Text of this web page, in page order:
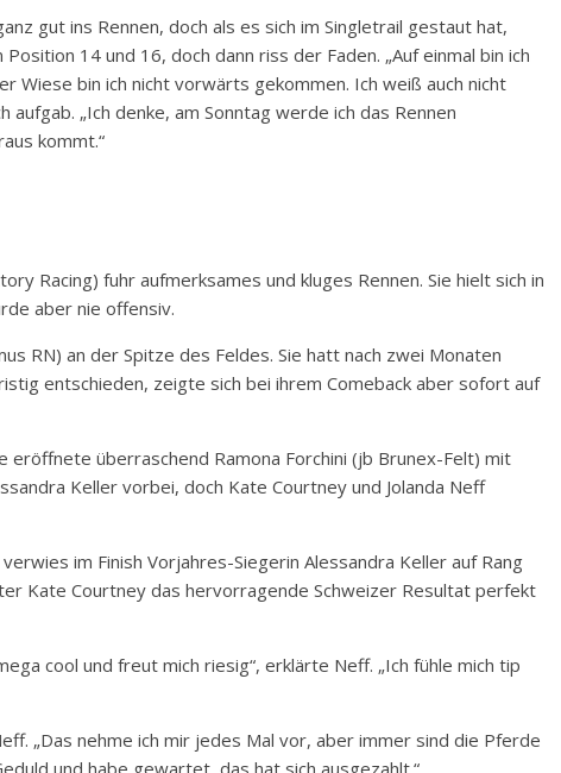
gut ins Rennen, doch als es sich im Singletrail gestaut hat,
14 und 16, doch dann riss der Faden. „Auf einmal bin ich
Wiese bin ich nicht vorwärts gekommen. Ich weiß auch nicht
aufgab. „Ich denke, am Sonntag werde ich das Rennen
kommt.“
Racing) fuhr aufmerksames und kluges Rennen. Sie hielt sich in
aber nie offensiv.
RN) an der Spitze des Feldes. Sie hatt nach zwei Monaten
entschieden, zeigte sich bei ihrem Comeback aber sofort auf
eröffnete überraschend Ramona Forchini (jb Brunex-Felt) mit
Keller vorbei, doch Kate Courtney und Jolanda Neff
im Finish Vorjahres-Siegerin Alessandra Keller auf Rang
Kate Courtney das hervorragende Schweizer Resultat perfekt
cool und freut mich riesig“, erklärte Neff. „Ich fühle mich tip
„Das nehme ich mir jedes Mal vor, aber immer sind die Pferde
und habe gewartet, das hat sich ausgezahlt.“